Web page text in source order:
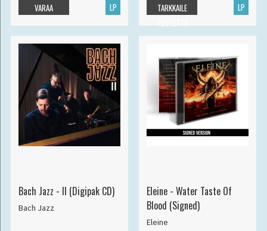
LP
VARAA LP
TARKKAILE
Bach Jazz - II (Digipak CD)
Bach Jazz
Eleine - Water Taste Of
Blood (Signed)
Eleine